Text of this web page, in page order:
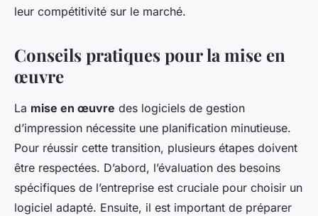
leur compétitivité sur le marché.
Conseils pratiques pour la mise en
œuvre
La mise en œuvre des logiciels de gestion
d’impression nécessite une planification minutieuse.
Pour réussir cette transition, plusieurs étapes doivent
être respectées. D’abord, l’évaluation des besoins
spécifiques de l’entreprise est cruciale pour choisir un
logiciel adapté. Ensuite, il est important de préparer